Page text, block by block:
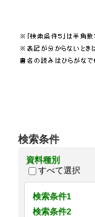
検索条件
資料種別
すべて選択
検索条件1
検索条件2